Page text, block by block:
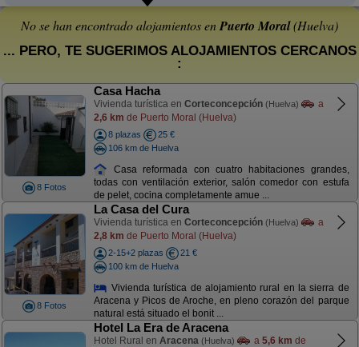
No se han encontrado alojamientos enPuerto Moral(Huelva)
... PERO, TE SUGERIMOS ALOJAMIENTOS CERCANOS
:
8 Fotos
Casa Hacha
Vivienda turística en Corteconcepción (Huelva)
a
2,6 km de Puerto Moral (Huelva)
8 plazas
25 €
106 km de Huelva
Casa reformada con cuatro habitaciones grandes,
todas con ventilación exterior, salón comedor con estufa
de pelet, cocina completamente amue ...
8 Fotos
La Casa del Cura
Vivienda turística en Corteconcepción (Huelva)
a
2,8 km de Puerto Moral (Huelva)
2-15+2 plazas
21 €
100 km de Huelva
Vivienda turística de alojamiento rural en la sierra de
Aracena y Picos de Aroche, en pleno corazón del parque
natural está situado el bonit ...
Hotel La Era de Aracena
Hotel Rural en Aracena (Huelva) a 5,6 km de